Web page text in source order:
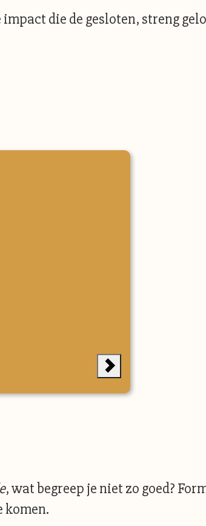
die de gesloten, streng
, wat begreep je niet zo goed?
komen.